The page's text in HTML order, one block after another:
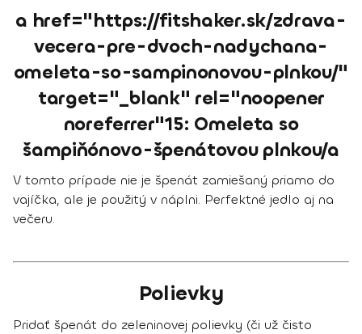
a href="https://fitshaker.sk/zdrava-
vecera-pre-dvoch-nadychana-
omeleta-so-sampinonovou-plnkou/"
target="_blank" rel="noopener
noreferrer"15: Omeleta so
šampiňónovo-špenátovou plnkou/a
V tomto prípade nie je špenát zamiešaný priamo do
vajíčka, ale je použitý v náplni. Perfektné jedlo aj na
večeru.
Polievky
Pridať špenát do zeleninovej polievky (či už čisto